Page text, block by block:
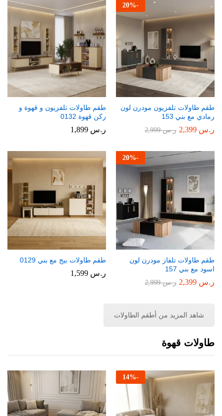
-
20%
طقم طاولات تلفزيون مودرن لون
رمادي مع بني 153
ر.س ر.س2,999
طقم طاولات تلفزيون و قهوة و
ركن قهوة 0132
ر.س
-
20%
طقم طاولات تلفاز مودرن لون
اسود مع بني 157
ر.س ر.س2,999
طقم طاولات بيج مع بني 0129
ر.س
شاهد المزيد من أطقم الطاولات
طاولات قهوة
-
14%